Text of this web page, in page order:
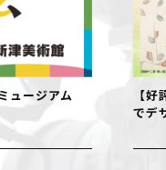
ージアム
【好評
でデザ